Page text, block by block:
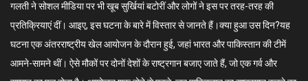
गलती ने सोशल मीडिया पर भी खूब सुर्खियां बटोरीं और लोगों ने इस पर तरह-तरह की
प्रतिक्रियाएं दीं। आइए, इस घटना के बारे में विस्तार से जानते हैं।क्या हुआ उस दिन?यह
घटना एक अंतरराष्ट्रीय खेल आयोजन के दौरान हुई, जहां भारत और पाकिस्तान की टीमें
आमने-सामने थीं। ऐसे मौकों पर दोनों देशों के राष्ट्रगान बजाए जाते हैं, जो एक गर्व और